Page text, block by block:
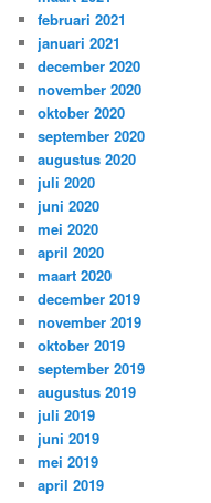
februari 2021
januari 2021
december 2020
november 2020
oktober 2020
september 2020
augustus 2020
juli 2020
juni 2020
mei 2020
april 2020
maart 2020
december 2019
november 2019
oktober 2019
september 2019
augustus 2019
juli 2019
juni 2019
mei 2019
april 2019